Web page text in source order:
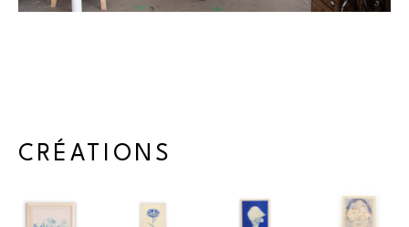
Maroc, témoignant de la reconnaissance internationale de
engagement envers l’art dans l’espace public.
Artiste en constante évolution, elle puise son inspiration dans
ses expériences de vie et ses voyages, nourrissant son œuvre
CRÉATIONS